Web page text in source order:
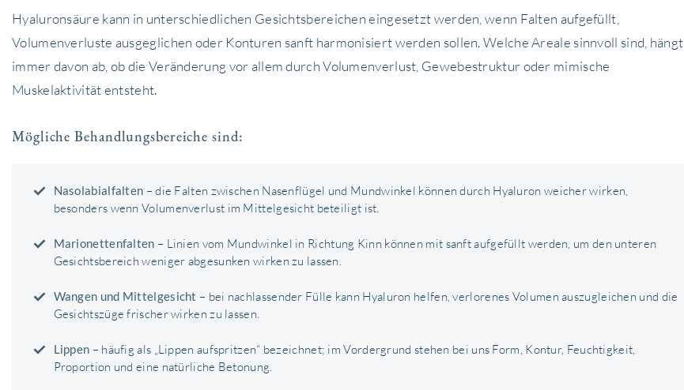
Hyaluronsäure kann in unterschiedlichen Gesichtsbereichen eingesetzt werden, wenn Falten aufgefüllt,
Volumenverluste ausgeglichen oder Konturen sanft harmonisiert werden sollen. Welche Areale sinnvoll sind, hängt
immer davon ab, ob die Veränderung vor allem durch Volumenverlust, Gewebestruktur oder mimische
Muskelaktivität entsteht.
Mögliche Behandlungsbereiche sind:
Nasolabialfalten – die Falten zwischen Nasenflügel und Mundwinkel können durch Hyaluron weicher wirken,
besonders wenn Volumenverlust im Mittelgesicht beteiligt ist.
Marionettenfalten – Linien vom Mundwinkel in Richtung Kinn können mit sanft aufgefüllt werden, um den unteren
Gesichtsbereich weniger abgesunken wirken zu lassen.
Wangen und Mittelgesicht – bei nachlassender Fülle kann Hyaluron helfen, verlorenes Volumen auszugleichen und die
Gesichtszüge frischer wirken zu lassen.
Lippen – häufig als „Lippen aufspritzen“ bezeichnet; im Vordergrund stehen bei uns Form, Kontur, Feuchtigkeit,
Proportion und eine natürliche Betonung.